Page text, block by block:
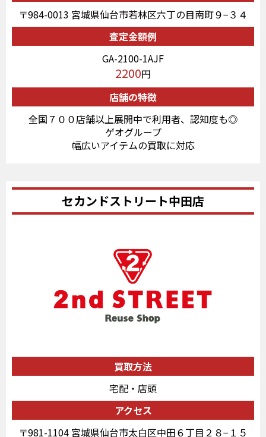
〒984-0013 宮城県仙台市若林区六丁の目南町９−３４
査定金額例
GA-2100-1AJF
2200円
店舗の特徴
全国７００店舗以上展開中で利用者、認知度も◎
ゲオグループ
幅広いアイテムの買取に対応
セカンドストリート中田店
買取方法
宅配・店頭
アクセス
〒981-1104 宮城県仙台市太白区中田６丁目２８−１５